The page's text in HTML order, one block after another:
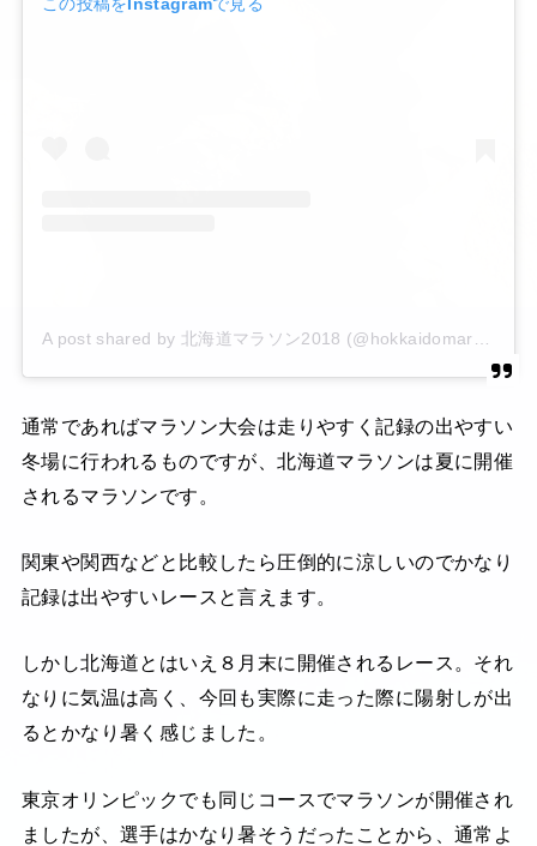
この投稿をInstagramで見る
A post shared by 北海道マラソン2018 (@hokkaidomarathon)
通常であればマラソン大会は走りやすく記録の出やすい
冬場に行われるものですが、北海道マラソンは夏に開催
されるマラソンです。
関東や関西などと比較したら圧倒的に涼しいのでかなり
記録は出やすいレースと言えます。
しかし北海道とはいえ８月末に開催されるレース。それ
なりに気温は高く、今回も実際に走った際に陽射しが出
るとかなり暑く感じました。
東京オリンピックでも同じコースでマラソンが開催され
ましたが、選手はかなり暑そうだったことから、通常よ